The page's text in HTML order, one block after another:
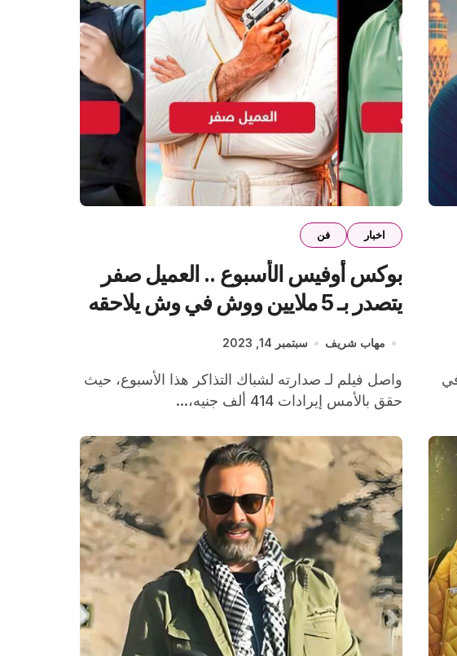
اخبار فن
بوكس أوفيس الأسبوع .. العميل صفر
يتصدر بـ 5 ملايين ووش في وش يلاحقه
وتاج يحقق 6 آلاف جنيه
مهاب شريف سبتمبر 14, 2023
واصل فيلم لـ صدارته لشباك التذاكر هذا الأسبوع، حيث
حقق بالأمس إيرادات 414 ألف جنيه،...